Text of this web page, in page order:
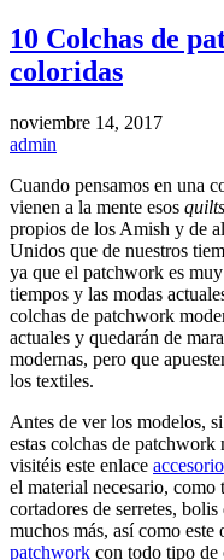
10 Colchas de
coloridas
noviembre 14, 2017
admin
Cuando pensamos en una
vienen a la mente esos quilts
propios de los Amish y de
Unidos que de nuestros
ya que el patchwork es
tiempos y las modas
colchas de patchwork
actuales y quedarán de
modernas, pero que
los textiles.
Antes de ver los modelos,
estas colchas de patchwork
visitéis este enlace
el material necesario,
cortadores de serretes,
muchos más, así como este
patchwork con todo tipo de